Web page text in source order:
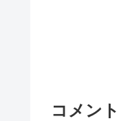
コメント